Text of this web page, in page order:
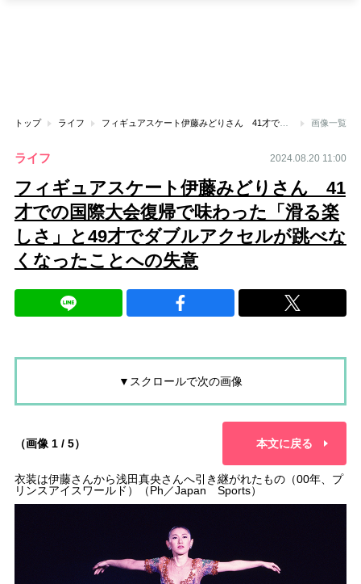
トップ ライフ フィギュアスケート伊藤みどりさん 41才での国際大会復帰で味わった「滑る楽しさ」と49才でダブルアクセルが跳べなくなったことへの失意 画像一覧
ライフ 2024.08.20 11:00
フィギュアスケート伊藤みどりさん 41
才での国際大会復帰で味わった「滑る楽
しさ」と49才でダブルアクセルが跳べな
くなったことへの失意
▼スクロールで次の画像
（画像 1 / 5） 本文に戻る
衣装は伊藤さんから浅田真央さんへ引き継がれたもの（00年、プ
リンスアイスワールド）（Ph／Japan Sports）